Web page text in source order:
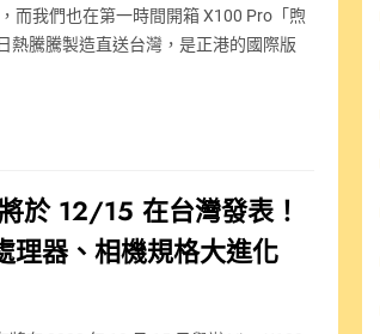
而我們也在第一時間開箱 X100 Pro「煦
熱騰騰製造直送台灣，是正港的國際版
於 12/15 在台灣發表！
器、相機規格大進化